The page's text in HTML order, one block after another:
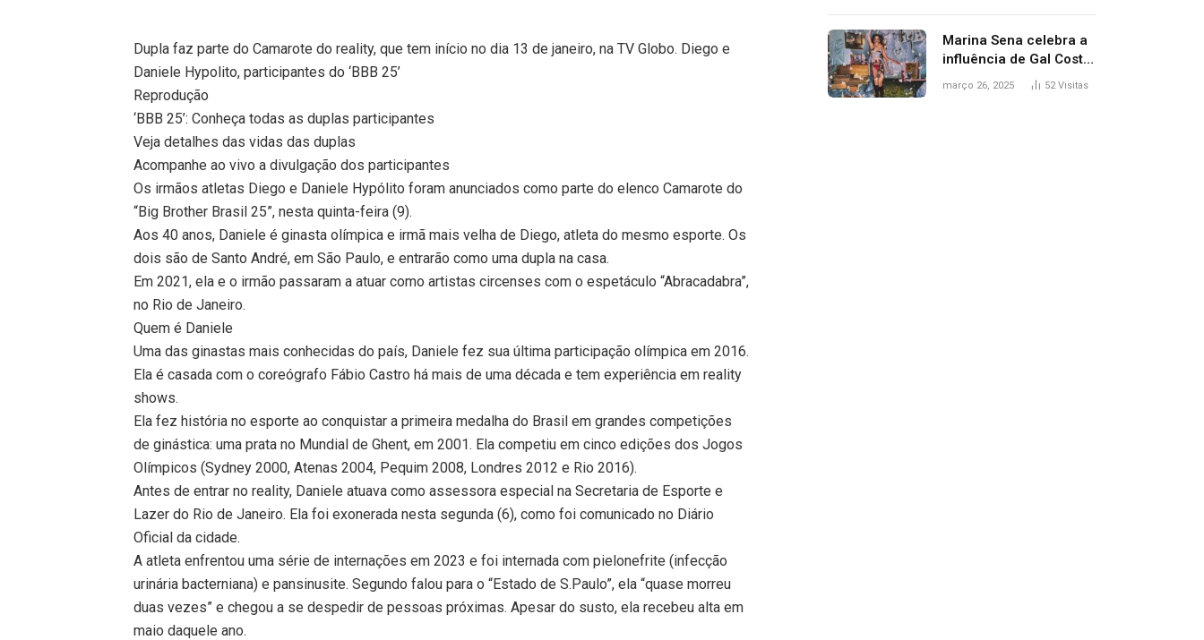
Dupla faz parte do Camarote do reality, que tem início no dia 13 de janeiro, na TV Globo. Diego e
Daniele Hypolito, participantes do ‘BBB 25’
Reprodução
‘BBB 25’: Conheça todas as duplas participantes
Veja detalhes das vidas das duplas
Acompanhe ao vivo a divulgação dos participantes
Os irmãos atletas Diego e Daniele Hypólito foram anunciados como parte do elenco Camarote do
“Big Brother Brasil 25”, nesta quinta-feira (9).
Aos 40 anos, Daniele é ginasta olímpica e irmã mais velha de Diego, atleta do mesmo esporte. Os
dois são de Santo André, em São Paulo, e entrarão como uma dupla na casa.
Em 2021, ela e o irmão passaram a atuar como artistas circenses com o espetáculo “Abracadabra”,
no Rio de Janeiro.
Quem é Daniele
Uma das ginastas mais conhecidas do país, Daniele fez sua última participação olímpica em 2016.
Ela é casada com o coreógrafo Fábio Castro há mais de uma década e tem experiência em reality
shows.
Ela fez história no esporte ao conquistar a primeira medalha do Brasil em grandes competições
de ginástica: uma prata no Mundial de Ghent, em 2001. Ela competiu em cinco edições dos Jogos
Olímpicos (Sydney 2000, Atenas 2004, Pequim 2008, Londres 2012 e Rio 2016).
Antes de entrar no reality, Daniele atuava como assessora especial na Secretaria de Esporte e
Lazer do Rio de Janeiro. Ela foi exonerada nesta segunda (6), como foi comunicado no Diário
Oficial da cidade.
A atleta enfrentou uma série de internações em 2023 e foi internada com pielonefrite (infecção
urinária bacterniana) e pansinusite. Segundo falou para o “Estado de S.Paulo”, ela “quase morreu
duas vezes” e chegou a se despedir de pessoas próximas. Apesar do susto, ela recebeu alta em
maio daquele ano.
Marina Sena celebra a
influência de Gal Costa
na arte do álbum
março 26, 2025 52Visitas